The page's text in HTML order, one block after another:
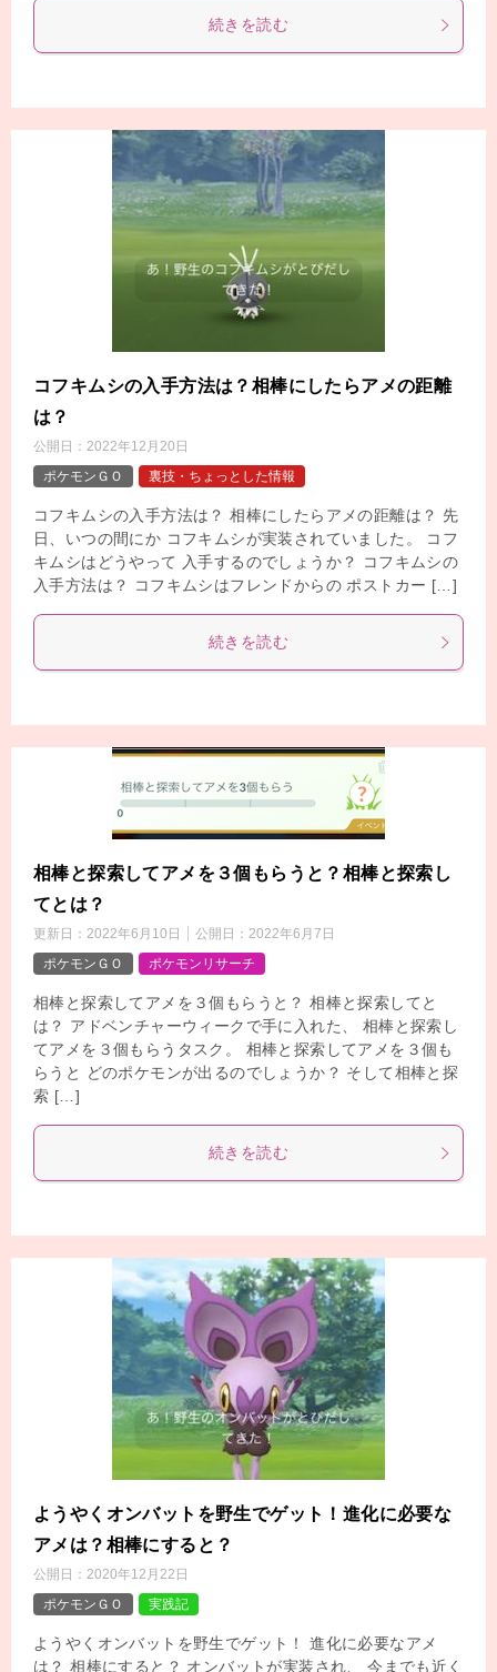
続きを読む
コフキムシの入手方法は？相棒にしたらアメの距離
は？
公開日： 2022年12月20日
ポケモンＧＯ
裏技・ちょっとした情報
コフキムシの入手方法は？ 相棒にしたらアメの距離は？ 先
日、いつの間にか コフキムシが実装されていました。 コフ
キムシはどうやって 入手するのでしょうか？ コフキムシの
入手方法は？ コフキムシはフレンドからの ポストカー […]
続きを読む
相棒と探索してアメを３個もらうと？相棒と探索し
てとは？
更新日： 2022年6月10日 公開日： 2022年6月7日
ポケモンＧＯ
ポケモンリサーチ
相棒と探索してアメを３個もらうと？ 相棒と探索してと
は？ アドベンチャーウィークで手に入れた、 相棒と探索し
てアメを３個もらうタスク。 相棒と探索してアメを３個も
らうと どのポケモンが出るのでしょうか？ そして相棒と探
索 […]
続きを読む
ようやくオンバットを野生でゲット！進化に必要な
アメは？相棒にすると？
公開日： 2020年12月22日
ポケモンＧＯ
実践記
ようやくオンバットを野生でゲット！ 進化に必要なアメ
は？ 相棒にすると？ オンバットが実装され、 今までも近く